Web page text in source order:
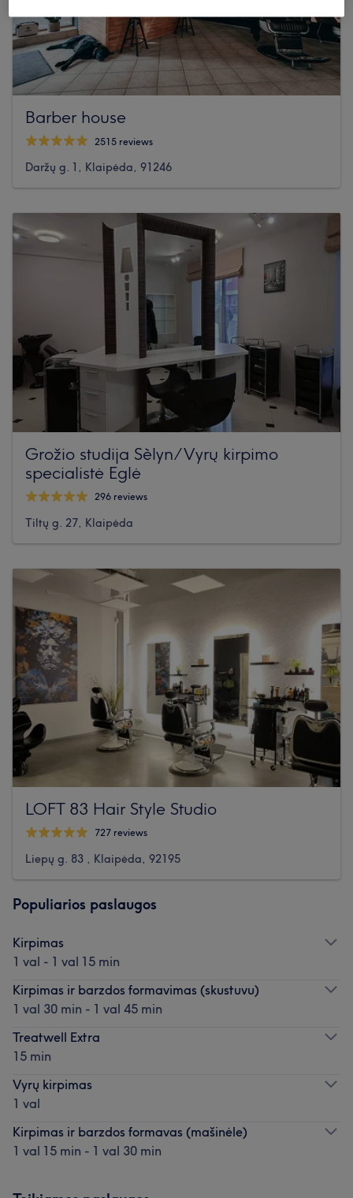
Barber house
2515 reviews
Daržų g. 1, Klaipėda, 91246
Grožio studija Sèlyn/Vyrų kirpimo
specialistė Eglė
296 reviews
Tiltų g. 27, Klaipėda
LOFT 83 Hair Style Studio
727 reviews
Liepų g. 83 , Klaipėda, 92195
Populiarios paslaugos
Kirpimas
1 val - 1 val 15 min
Kirpimas ir barzdos formavimas (skustuvu)
1 val 30 min - 1 val 45 min
Treatwell Extra
15 min
Vyrų kirpimas
1 val
Kirpimas ir barzdos formavas (mašinėle)
1 val 15 min - 1 val 30 min